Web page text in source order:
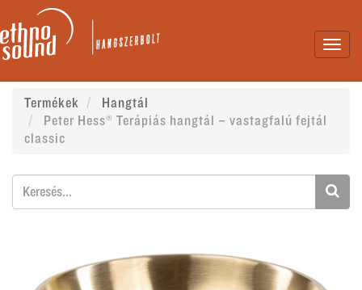
Termékek
Hangtál
Peter Hess® Terápiás hangtál – vastagfalú fejtál
classic